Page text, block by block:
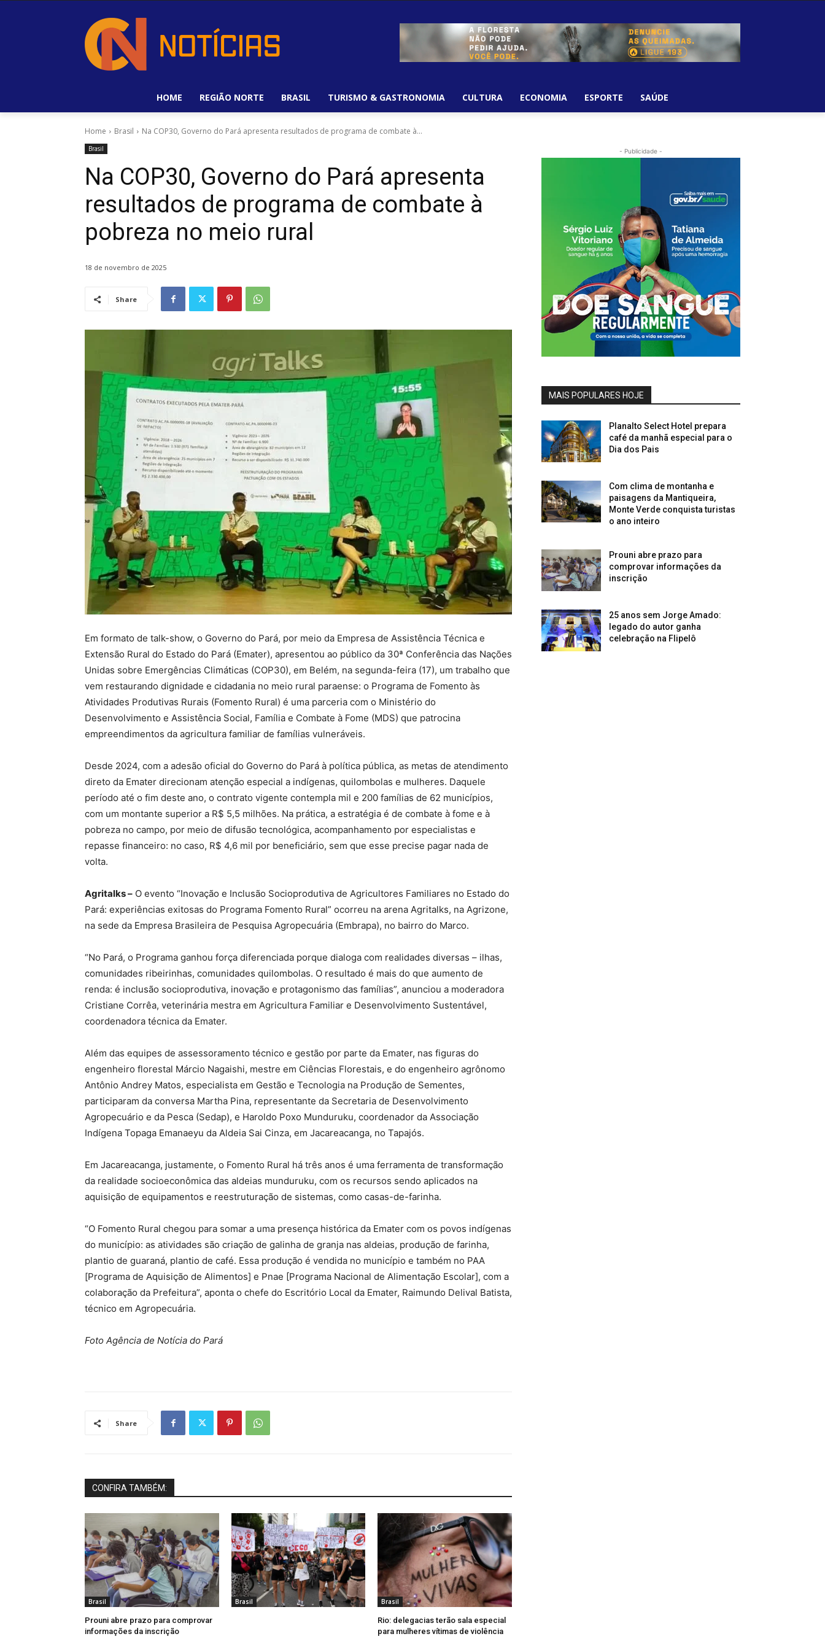
HOME REGIÃO NORTE BRASIL TURISMO & GASTRONOMIA CULTURA ECONOMIA ESPORTE SAÚDE
Home Brasil Na COP30, Governo do Pará apresenta resultados de programa de combate à...
Brasil
Na COP30, Governo do Pará apresenta
resultados de programa de combate à
pobreza no meio rural
18 de novembro de 2025
Share
Em formato de talk-show, o Governo do Pará, por meio da Empresa de Assistência Técnica e
Extensão Rural do Estado do Pará (Emater), apresentou ao público da 30ª Conferência das Nações
Unidas sobre Emergências Climáticas (COP30), em Belém, na segunda-feira (17), um trabalho que
vem restaurando dignidade e cidadania no meio rural paraense: o Programa de Fomento às
Atividades Produtivas Rurais (Fomento Rural) é uma parceria com o Ministério do
Desenvolvimento e Assistência Social, Família e Combate à Fome (MDS) que patrocina
empreendimentos da agricultura familiar de famílias vulneráveis.
Desde 2024, com a adesão oficial do Governo do Pará à política pública, as metas de atendimento
direto da Emater direcionam atenção especial a indígenas, quilombolas e mulheres. Daquele
período até o fim deste ano, o contrato vigente contempla mil e 200 famílias de 62 municípios,
com um montante superior a R$ 5,5 milhões. Na prática, a estratégia é de combate à fome e à
pobreza no campo, por meio de difusão tecnológica, acompanhamento por especialistas e
repasse financeiro: no caso, R$ 4,6 mil por beneficiário, sem que esse precise pagar nada de
volta.
Agritalks – O evento “Inovação e Inclusão Socioprodutiva de Agricultores Familiares no Estado do
Pará: experiências exitosas do Programa Fomento Rural” ocorreu na arena Agritalks, na Agrizone,
na sede da Empresa Brasileira de Pesquisa Agropecuária (Embrapa), no bairro do Marco.
“No Pará, o Programa ganhou força diferenciada porque dialoga com realidades diversas – ilhas,
comunidades ribeirinhas, comunidades quilombolas. O resultado é mais do que aumento de
renda: é inclusão socioprodutiva, inovação e protagonismo das famílias”, anunciou a moderadora
Cristiane Corrêa, veterinária mestra em Agricultura Familiar e Desenvolvimento Sustentável,
coordenadora técnica da Emater.
Além das equipes de assessoramento técnico e gestão por parte da Emater, nas figuras do
engenheiro florestal Márcio Nagaishi, mestre em Ciências Florestais, e do engenheiro agrônomo
Antônio Andrey Matos, especialista em Gestão e Tecnologia na Produção de Sementes,
participaram da conversa Martha Pina, representante da Secretaria de Desenvolvimento
Agropecuário e da Pesca (Sedap), e Haroldo Poxo Munduruku, coordenador da Associação
Indígena Topaga Emanaeyu da Aldeia Sai Cinza, em Jacareacanga, no Tapajós.
Em Jacareacanga, justamente, o Fomento Rural há três anos é uma ferramenta de transformação
da realidade socioeconômica das aldeias munduruku, com os recursos sendo aplicados na
aquisição de equipamentos e reestruturação de sistemas, como casas-de-farinha.
“O Fomento Rural chegou para somar a uma presença histórica da Emater com os povos indígenas
do município: as atividades são criação de galinha de granja nas aldeias, produção de farinha,
plantio de guaraná, plantio de café. Essa produção é vendida no município e também no PAA
[Programa de Aquisição de Alimentos] e Pnae [Programa Nacional de Alimentação Escolar], com a
colaboração da Prefeitura”, aponta o chefe do Escritório Local da Emater, Raimundo Delival Batista,
técnico em Agropecuária.
Foto Agência de Notícia do Pará
Share
CONFIRA TAMBÉM:
Brasil
Prouni abre prazo para comprovar
informações da inscrição
Brasil Brasil
Rio: delegacias terão sala especial
para mulheres vítimas de violência
- Publicidade -
MAIS POPULARES HOJE
Planalto Select Hotel prepara
café da manhã especial para o
Dia dos Pais
Com clima de montanha e
paisagens da Mantiqueira,
Monte Verde conquista turistas
o ano inteiro
Prouni abre prazo para
comprovar informações da
inscrição
25 anos sem Jorge Amado:
legado do autor ganha
celebração na Flipelô